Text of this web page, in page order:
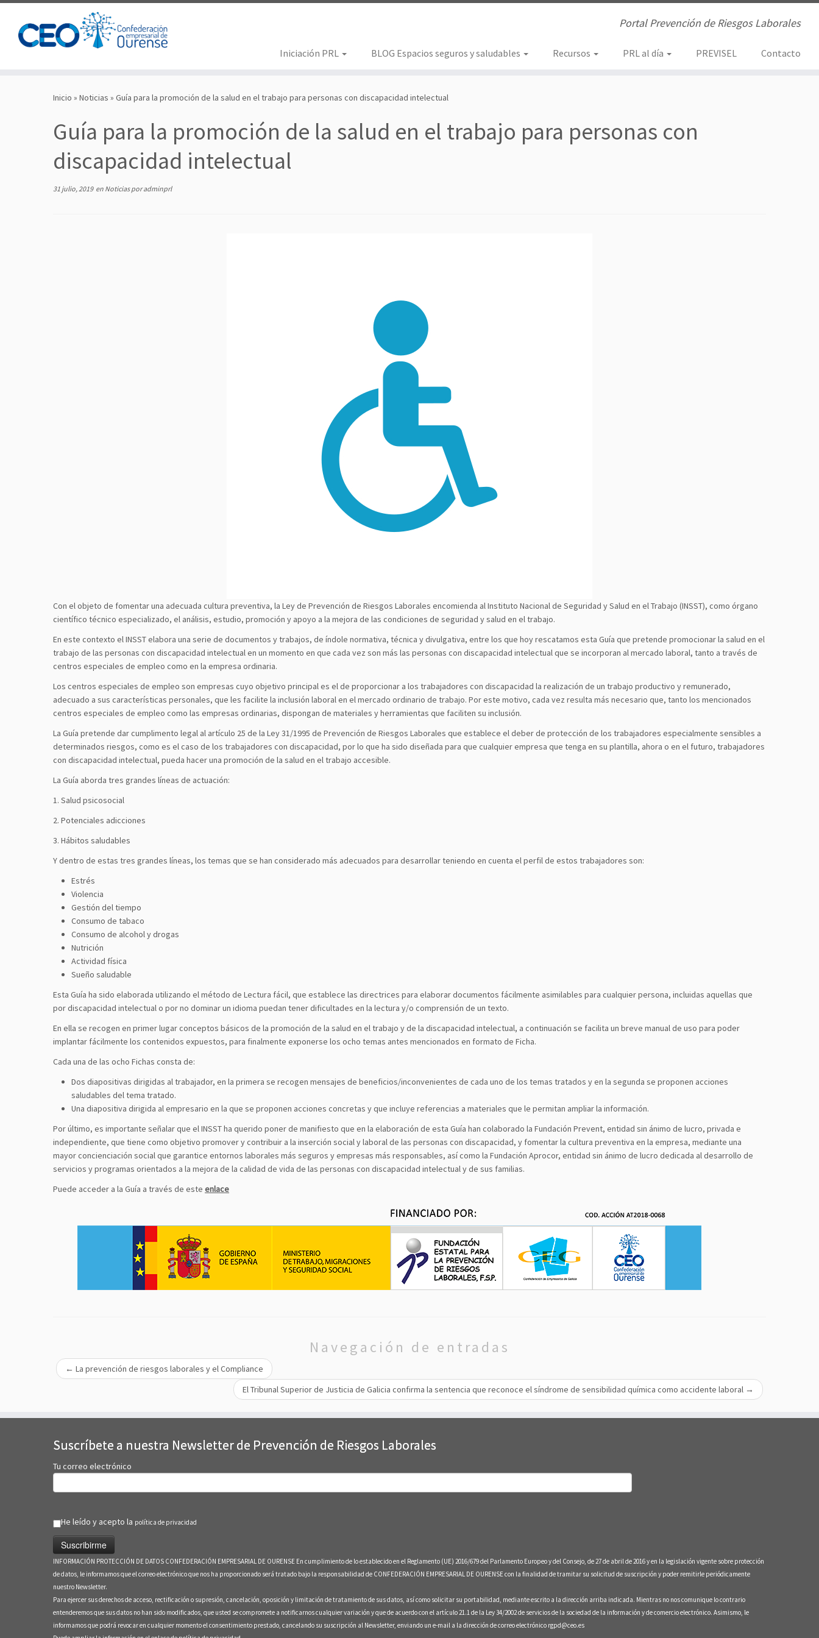
Portal Prevención de Riesgos Laborales
Iniciación PRL BLOG Espacios seguros y saludables Recursos PRL al día PREVISEL Contacto
Inicio » Noticias » Guía para la promoción de la salud en el trabajo para personas con discapacidad intelectual
Guía para la promoción de la salud en el trabajo para personas con
discapacidad intelectual
31 julio, 2019en Noticiasporadminprl
Con el objeto de fomentar una adecuada cultura preventiva, la Ley de Prevención de Riesgos Laborales encomienda al Instituto Nacional de Seguridad y Salud en el Trabajo (INSST), como órgano
científico técnico especializado, el análisis, estudio, promoción y apoyo a la mejora de las condiciones de seguridad y salud en el trabajo.
En este contexto el INSST elabora una serie de documentos y trabajos, de índole normativa, técnica y divulgativa, entre los que hoy rescatamos esta Guía que pretende promocionar la salud en el
trabajo de las personas con discapacidad intelectual en un momento en que cada vez son más las personas con discapacidad intelectual que se incorporan al mercado laboral, tanto a través de
centros especiales de empleo como en la empresa ordinaria.
Los centros especiales de empleo son empresas cuyo objetivo principal es el de proporcionar a los trabajadores con discapacidad la realización de un trabajo productivo y remunerado,
adecuado a sus características personales, que les facilite la inclusión laboral en el mercado ordinario de trabajo. Por este motivo, cada vez resulta más necesario que, tanto los mencionados
centros especiales de empleo como las empresas ordinarias, dispongan de materiales y herramientas que faciliten su inclusión.
La Guía pretende dar cumplimento legal al artículo 25 de la Ley 31/1995 de Prevención de Riesgos Laborales que establece el deber de protección de los trabajadores especialmente sensibles a
determinados riesgos, como es el caso de los trabajadores con discapacidad, por lo que ha sido diseñada para que cualquier empresa que tenga en su plantilla, ahora o en el futuro, trabajadores
con discapacidad intelectual, pueda hacer una promoción de la salud en el trabajo accesible.
La Guía aborda tres grandes líneas de actuación:
1. Salud psicosocial
2. Potenciales adicciones
3. Hábitos saludables
Y dentro de estas tres grandes líneas, los temas que se han considerado más adecuados para desarrollar teniendo en cuenta el perfil de estos trabajadores son:
Estrés
Violencia
Gestión del tiempo
Consumo de tabaco
Consumo de alcohol y drogas
Nutrición
Actividad física
Sueño saludable
Esta Guía ha sido elaborada utilizando el método de Lectura fácil, que establece las directrices para elaborar documentos fácilmente asimilables para cualquier persona, incluidas aquellas que
por discapacidad intelectual o por no dominar un idioma puedan tener dificultades en la lectura y/o comprensión de un texto.
En ella se recogen en primer lugar conceptos básicos de la promoción de la salud en el trabajo y de la discapacidad intelectual, a continuación se facilita un breve manual de uso para poder
implantar fácilmente los contenidos expuestos, para finalmente exponerse los ocho temas antes mencionados en formato de Ficha.
Cada una de las ocho Fichas consta de:
Dos diapositivas dirigidas al trabajador, en la primera se recogen mensajes de beneficios/inconvenientes de cada uno de los temas tratados y en la segunda se proponen acciones
saludables del tema tratado.
Una diapositiva dirigida al empresario en la que se proponen acciones concretas y que incluye referencias a materiales que le permitan ampliar la información.
Por último, es importante señalar que el INSST ha querido poner de manifiesto que en la elaboración de esta Guía han colaborado la Fundación Prevent, entidad sin ánimo de lucro, privada e
independiente, que tiene como objetivo promover y contribuir a la inserción social y laboral de las personas con discapacidad, y fomentar la cultura preventiva en la empresa, mediante una
mayor concienciación social que garantice entornos laborales más seguros y empresas más responsables, así como la Fundación Aprocor, entidad sin ánimo de lucro dedicada al desarrollo de
servicios y programas orientados a la mejora de la calidad de vida de las personas con discapacidad intelectual y de sus familias.
Puede acceder a la Guía a través de este enlace
Navegación de entradas
← La prevención de riesgos laborales y el Compliance
El Tribunal Superior de Justicia de Galicia confirma la sentencia que reconoce el síndrome de sensibilidad química como accidente laboral →
Suscríbete a nuestra Newsletter de Prevención de Riesgos Laborales
Tu correo electrónico
He leído y acepto la política de privacidad
INFORMACIÓN PROTECCIÓN DE DATOS CONFEDERACIÓN EMPRESARIAL DE OURENSE En cumplimiento de lo establecido en el Reglamento (UE) 2016/679 del Parlamento Europeo y del Consejo, de 27 de abril de 2016 y en la legislación vigente sobre protección
de datos, le informamos que el correo electrónico que nos ha proporcionado será tratado bajo la responsabilidad de CONFEDERACIÓN EMPRESARIAL DE OURENSE con la finalidad de tramitar su solicitud de suscripción y poder remitirle periódicamente
nuestro Newsletter.
Para ejercer sus derechos de acceso, rectificación o supresión, cancelación, oposición y limitación de tratamiento de sus datos, así como solicitar su portabilidad, mediante escrito a la dirección arriba indicada. Mientras no nos comunique lo contrario
entenderemos que sus datos no han sido modificados, que usted se compromete a notificarnos cualquier variación y que de acuerdo con el artículo 21.1 de la Ley 34/2002 de servicios de la sociedad de la información y de comercio electrónico. Asimismo, le
informamos que podrá revocar en cualquier momento el consentimiento prestado, cancelando su suscripción al Newsletter, enviando un e-mail a la dirección de correo electrónico rgpd@ceo.es